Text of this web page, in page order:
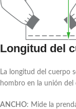
Longitud del
La longitud del cuerpo
hombro en la unión del
ANCHO: Mide la